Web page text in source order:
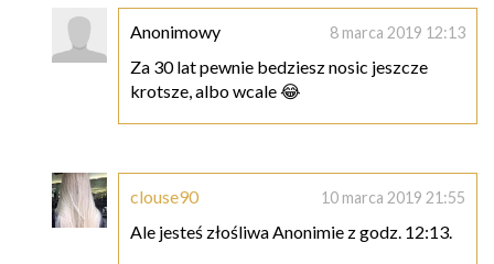
Anonimowy 8 marca 2019 12:13
Za 30 lat pewnie bedziesz nosic jeszcze
krotsze, albo wcale 😂
clouse90 10 marca 2019 21:55
Ale jesteś złośliwa Anonimie z godz. 12:13.